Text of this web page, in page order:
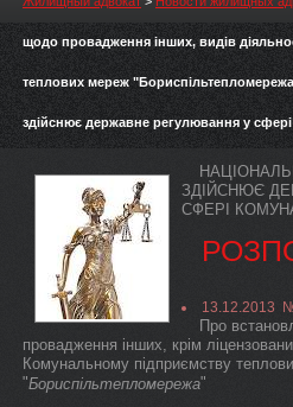
щодо провадження інших, видів
теплових мереж
здійснює державне регулювання у
ЗДІЙСНЮЄ
СФЕРІ
13.12.2013
Про
провадження інших, крім
Комунальному підприємству
"Бориспільтепломережа"